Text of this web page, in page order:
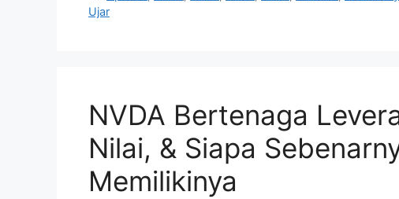
Ujar
NVDA Bertenaga
Nilai, & Siapa
Memilikinya